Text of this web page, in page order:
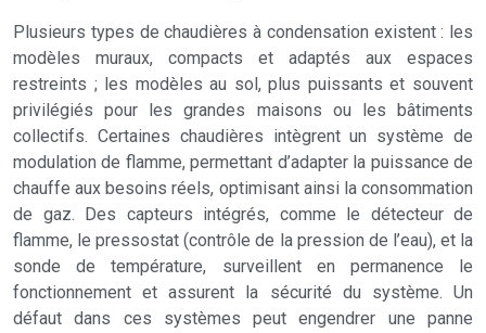
Plusieurs types de chaudières à condensation existent : les
modèles muraux, compacts et adaptés aux espaces
restreints ; les modèles au sol, plus puissants et souvent
privilégiés pour les grandes maisons ou les bâtiments
collectifs. Certaines chaudières intègrent un système de
modulation de flamme, permettant d’adapter la puissance de
chauffe aux besoins réels, optimisant ainsi la consommation
de gaz. Des capteurs intégrés, comme le détecteur de
flamme, le pressostat (contrôle de la pression de l’eau), et la
sonde de température, surveillent en permanence le
fonctionnement et assurent la sécurité du système. Un
défaut dans ces systèmes peut engendrer une panne